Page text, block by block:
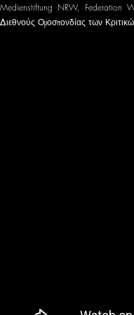
Medienstiftung NRW, Federation
Διεθνούς Ομοσπονδίας των